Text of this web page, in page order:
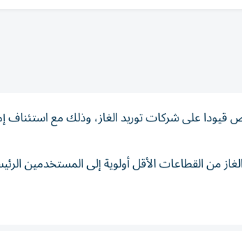
على شركات ⁠توريد الغاز، وذلك مع استئناف
‌من القطاعات ‌الأقل أولوية إلى المستخدمين